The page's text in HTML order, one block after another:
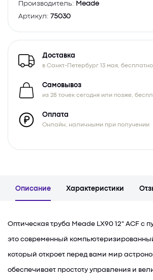
Производитель: Meade
Артикул: 75030
Доставка
в Санкт-Петербург 13 мая, бесплатно
Самовывоз
из 28 точек сегодня или позже,
Оплата
Онлайн, наличными при получении
Описание Характеристики
Оптическая труба Meade LX90 12" ACF с
это современный
который откроет перед вами мир
обеспечивает простоту управления и